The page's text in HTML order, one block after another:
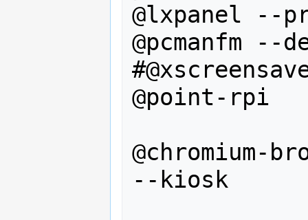
@lxpanel --
@pcmanfm
@point-rpi
@chromium-
--kiosk